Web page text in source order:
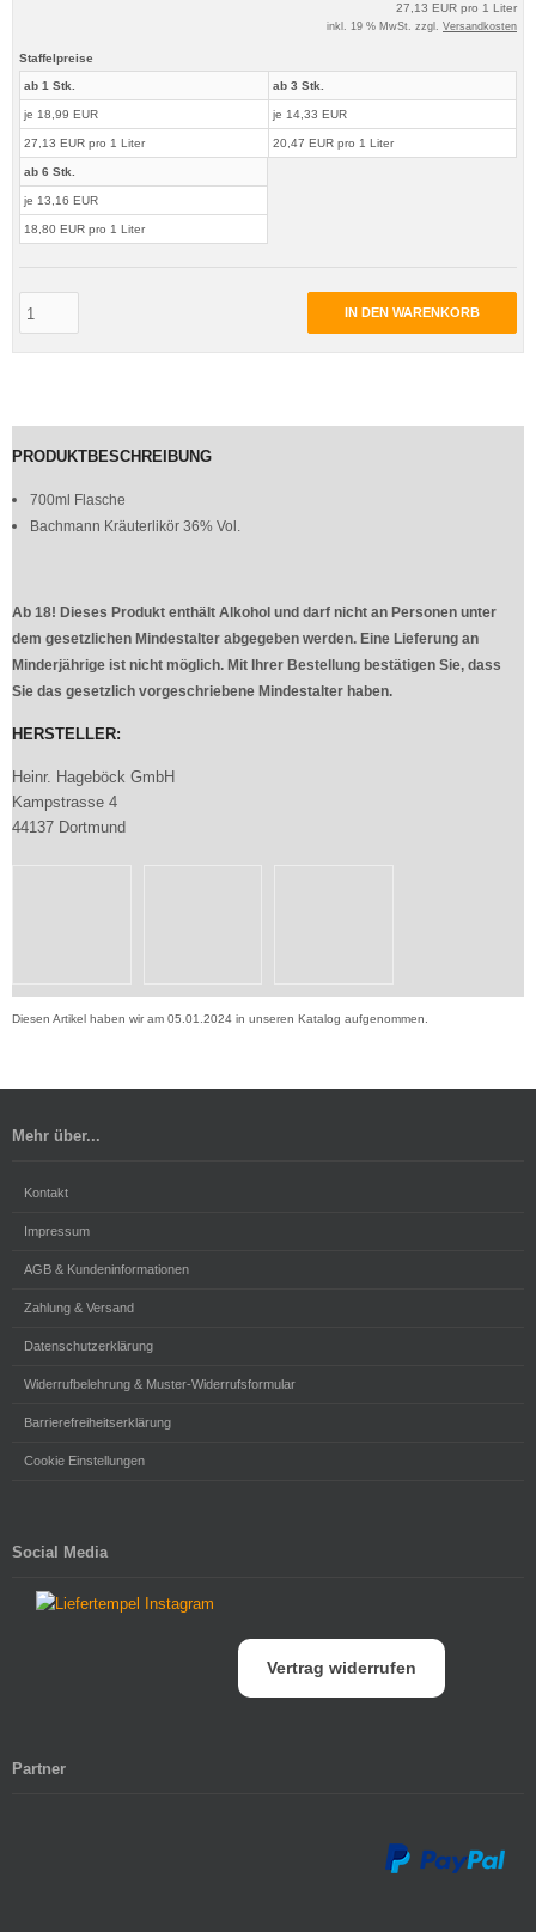
27,13 EUR pro 1 Liter
inkl. 19 % MwSt. zzgl. Versandkosten
Staffelpreise
ab 1 Stk.
je 18,99 EUR
27,13 EUR pro 1 Liter
ab 3 Stk.
je 14,33 EUR
20,47 EUR pro 1 Liter
ab 6 Stk.
je 13,16 EUR
18,80 EUR pro 1 Liter
IN DEN WARENKORB
PRODUKTBESCHREIBUNG
700ml Flasche
Bachmann Kräuterlikör 36% Vol.
Ab 18! Dieses Produkt enthält Alkohol und darf nicht an Personen unter
dem gesetzlichen Mindestalter abgegeben werden. Eine Lieferung an
Minderjährige ist nicht möglich. Mit Ihrer Bestellung bestätigen Sie, dass
Sie das gesetzlich vorgeschriebene Mindestalter haben.
HERSTELLER:
Heinr. Hageböck GmbH
Kampstrasse 4
44137 Dortmund
Diesen Artikel haben wir am 05.01.2024 in unseren Katalog aufgenommen.
Mehr über...
Kontakt
Impressum
AGB & Kundeninformationen
Zahlung & Versand
Datenschutzerklärung
Widerrufbelehrung & Muster-Widerrufsformular
Barrierefreiheitserklärung
Cookie Einstellungen
Social Media
Vertrag widerrufen
Partner